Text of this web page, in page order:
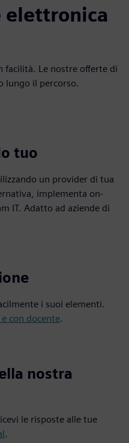
elettronica
facilità. Le nostre offerte di
lungo il percorso.
tuo
un provider di tua
implementa on-
IT. Adatto ad aziende di
i suoi elementi.
con docente.
nostra
le risposte alle tue
.